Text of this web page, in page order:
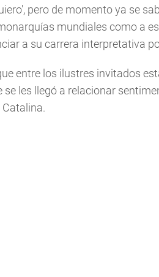
pero de momento ya se
mundiales como a
a su carrera interpretativa
entre los ilustres invitados
se les llegó a relacionar